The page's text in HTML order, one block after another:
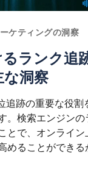
ケティングの洞察
ランク追
な洞察
追跡の重要な役割
。検索エンジン
とで、オンライ
めることができる